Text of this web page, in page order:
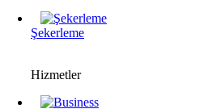
Şekerleme
Hizmetler